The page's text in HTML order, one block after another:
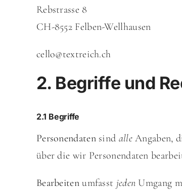
Rebstrasse 8
CH-8552 Felben-Wellhausen
cello@textreich.ch
2. Begriffe und
2.1 Begriffe
Personendatensind alleAngaben,
über die wir Personendaten
Bearbeitenumfasst jeden Umgang